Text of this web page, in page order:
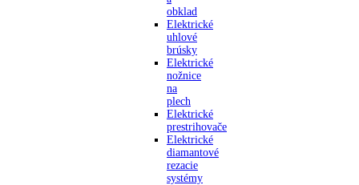
obklad
Elektrické
uhlové
brúsky
Elektrické
nožnice
na
plech
Elektrické
prestrihovače
Elektrické
diamantové
rezacie
systémy